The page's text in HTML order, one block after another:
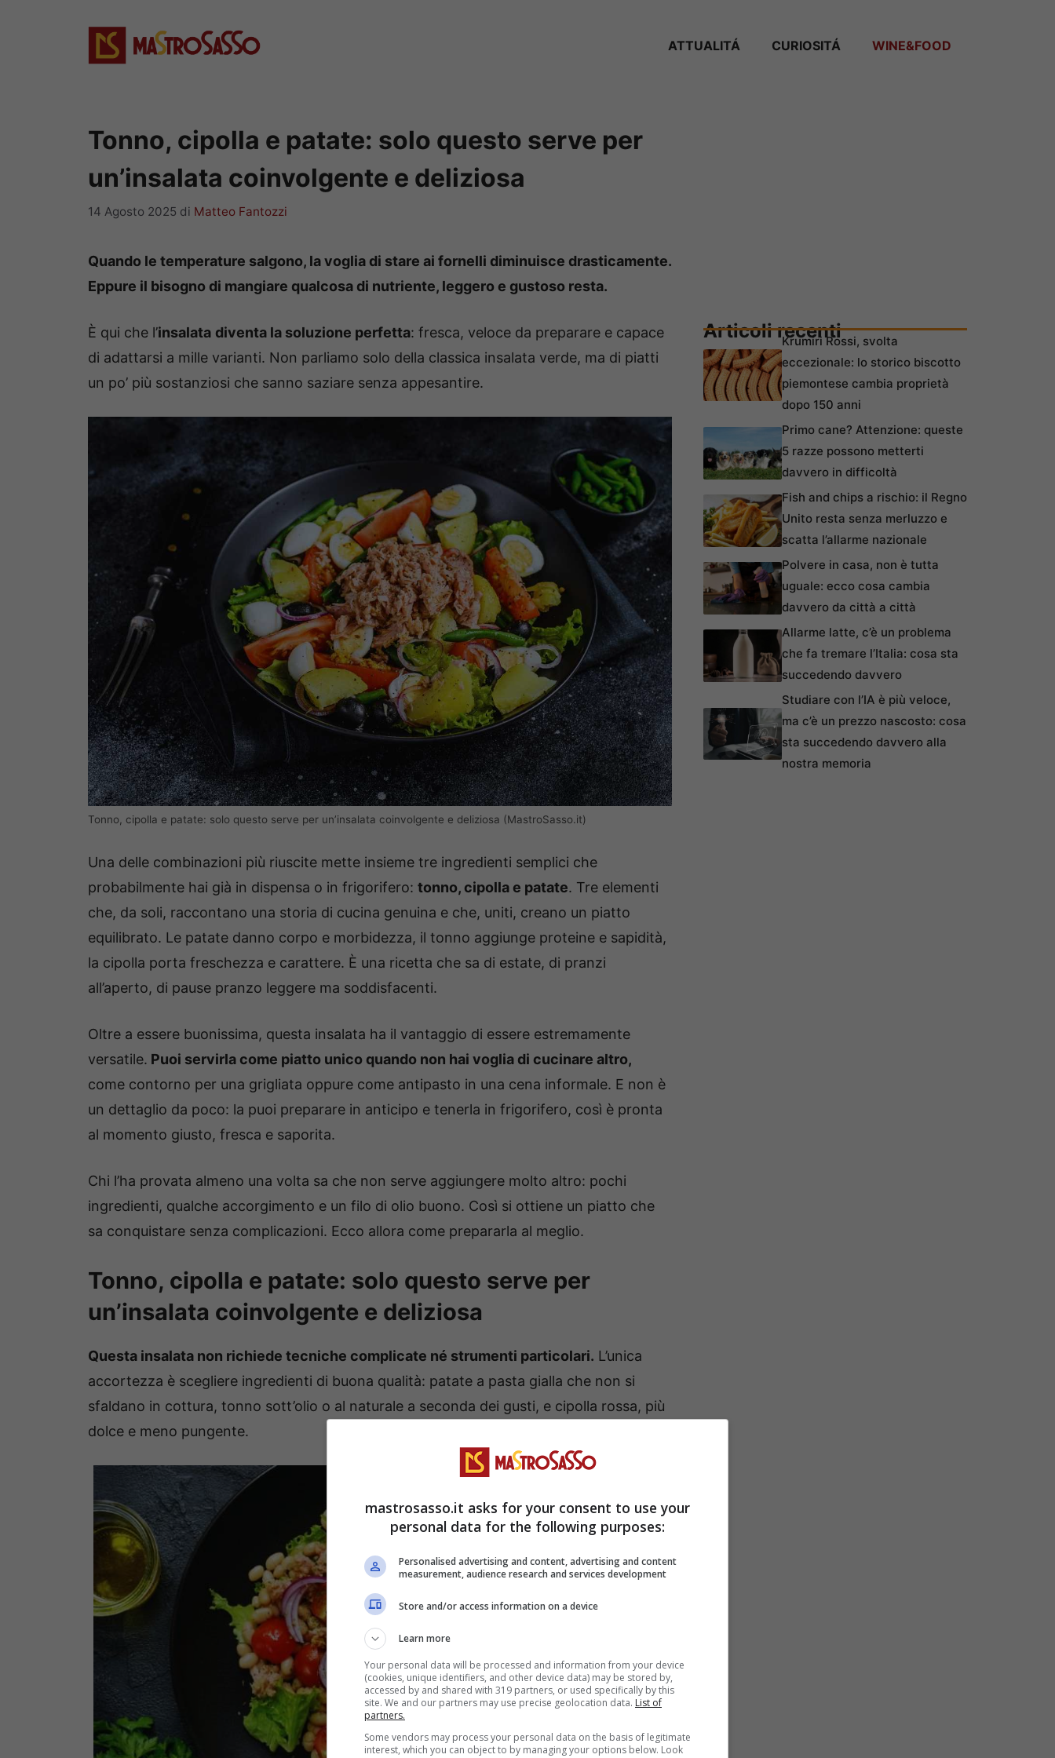
ATTUALITÁ CURIOSITÁ WINE&FOOD
Tonno, cipolla e patate: solo questo serve per
un’insalata coinvolgente e deliziosa
14 Agosto 2025 di Matteo Fantozzi
Quando le temperature salgono, la voglia di stare ai fornelli diminuisce drasticamente.
Eppure il bisogno di mangiare qualcosa di nutriente, leggero e gustoso resta.
È qui che l’insalata diventa la soluzione perfetta: fresca, veloce da preparare e capace
di adattarsi a mille varianti. Non parliamo solo della classica insalata verde, ma di piatti
un po’ più sostanziosi che sanno saziare senza appesantire.
Tonno, cipolla e patate: solo questo serve per un’insalata coinvolgente e deliziosa (MastroSasso.it)
Una delle combinazioni più riuscite mette insieme tre ingredienti semplici che
probabilmente hai già in dispensa o in frigorifero: tonno, cipolla e patate. Tre elementi
che, da soli, raccontano una storia di cucina genuina e che, uniti, creano un piatto
equilibrato. Le patate danno corpo e morbidezza, il tonno aggiunge proteine e sapidità,
la cipolla porta freschezza e carattere. È una ricetta che sa di estate, di pranzi
all’aperto, di pause pranzo leggere ma soddisfacenti.
Oltre a essere buonissima, questa insalata ha il vantaggio di essere estremamente
versatile. Puoi servirla come piatto unico quando non hai voglia di cucinare altro,
come contorno per una grigliata oppure come antipasto in una cena informale. E non è
un dettaglio da poco: la puoi preparare in anticipo e tenerla in frigorifero, così è pronta
al momento giusto, fresca e saporita.
Chi l’ha provata almeno una volta sa che non serve aggiungere molto altro: pochi
ingredienti, qualche accorgimento e un filo di olio buono. Così si ottiene un piatto che
sa conquistare senza complicazioni. Ecco allora come prepararla al meglio.
Tonno, cipolla e patate: solo questo serve per
un’insalata coinvolgente e deliziosa
Questa insalata non richiede tecniche complicate né strumenti particolari. L’unica
accortezza è scegliere ingredienti di buona qualità: patate a pasta gialla che non si
sfaldano in cottura, tonno sott’olio o al naturale a seconda dei gusti, e cipolla rossa, più
dolce e meno pungente.
Articoli recentiKrumiri Rossi, svolta
eccezionale: lo storico biscotto
piemontese cambia proprietà
dopo 150 anni
Primo cane? Attenzione: queste
5 razze possono metterti
davvero in difficoltà
Fish and chips a rischio: il Regno
Unito resta senza merluzzo e
scatta l’allarme nazionale
Polvere in casa, non è tutta
uguale: ecco cosa cambia
davvero da città a città
Allarme latte, c’è un problema
che fa tremare l’Italia: cosa sta
succedendo davvero
Studiare con l’IA è più veloce,
ma c’è un prezzo nascosto: cosa
sta succedendo davvero alla
nostra memoria
mastrosasso.it asks for your consent to use your
personal data for the following purposes:
Personalised advertising and content, advertising and content
measurement, audience research and services development
Store and/or access information on a device
Learn more
Your personal data will be processed and information from your device
(cookies, unique identifiers, and other device data) may be stored by,
accessed by and shared with 319 partners, or used specifically by this
site. We and our partners may use precise geolocation data. List of
partners.
Some vendors may process your personal data on the basis of legitimate
interest, which you can object to by managing your options below. Look